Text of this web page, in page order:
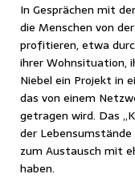
In Gesprächen mit
die Menschen von
profitieren, etwa
ihrer Wohnsituation,
Niebel ein Projekt in
das von einem
getragen wird. Das
der
zum Austausch mit
haben.